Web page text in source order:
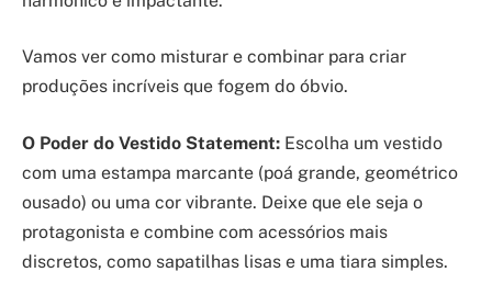
Vamos ver como misturar e combinar para criar
produções incríveis que fogem do óbvio.
O Poder do Vestido Statement: Escolha um vestido
com uma estampa marcante (poá grande, geométrico
ousado) ou uma cor vibrante. Deixe que ele seja o
protagonista e combine com acessórios mais
discretos, como sapatilhas lisas e uma tiara simples.